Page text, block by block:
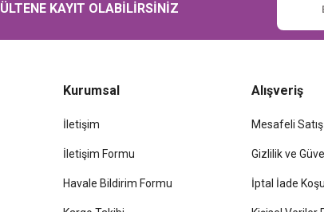
KAYIT OLABİLİRSİNİZ
Kurumsal
İletişim
İletişim Formu
Havale Bildirim Formu
Alışveriş
Mesafeli
Gizlilik ve
İptal İade